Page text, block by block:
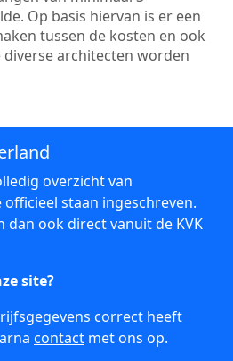
Op basis hiervan is er een
tussen de kosten en ook
architecten worden
overzicht van
staan ingeschreven.
dan ook direct vanuit de KVK
site?
correct heeft
contact met ons op.